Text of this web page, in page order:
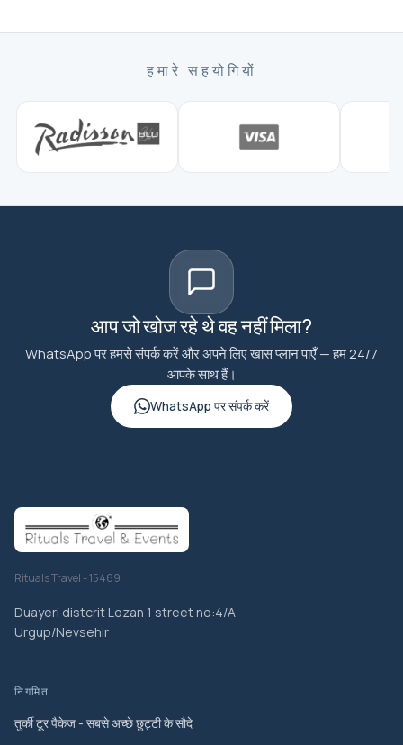
हमारे सहयोगियों
आप जो खोज रहे थे वह नहीं मिला?
WhatsApp पर हमसे संपर्क करें और अपने लिए खास प्लान पाएँ — हम 24/7
आपके साथ हैं।
WhatsApp पर संपर्क करें
Rituals Travel - 15469
Duayeri distcrit Lozan 1 street no:4/A
Urgup/Nevsehir
निगमित
तुर्की टूर पैकेज - सबसे अच्छे छुट्टी के सौदे